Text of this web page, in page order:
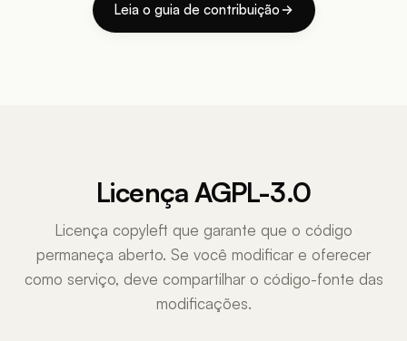
Leia o guia de contribuição
Licença AGPL-3.0
Licença copyleft que garante que o código
permaneça aberto. Se você modificar e oferecer
como serviço, deve compartilhar o código-fonte das
modificações.